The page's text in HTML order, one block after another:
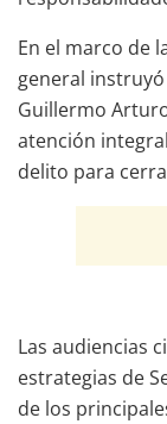
En el marco de
general
Guillermo
atención
delito para
Las audiencias
estrategias de
de los